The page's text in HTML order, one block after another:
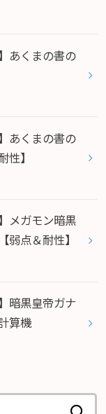
あくまの書の
あくまの書の
性】
メガモン暗黒
弱点＆耐性】
暗黒皇帝ガナ
算機